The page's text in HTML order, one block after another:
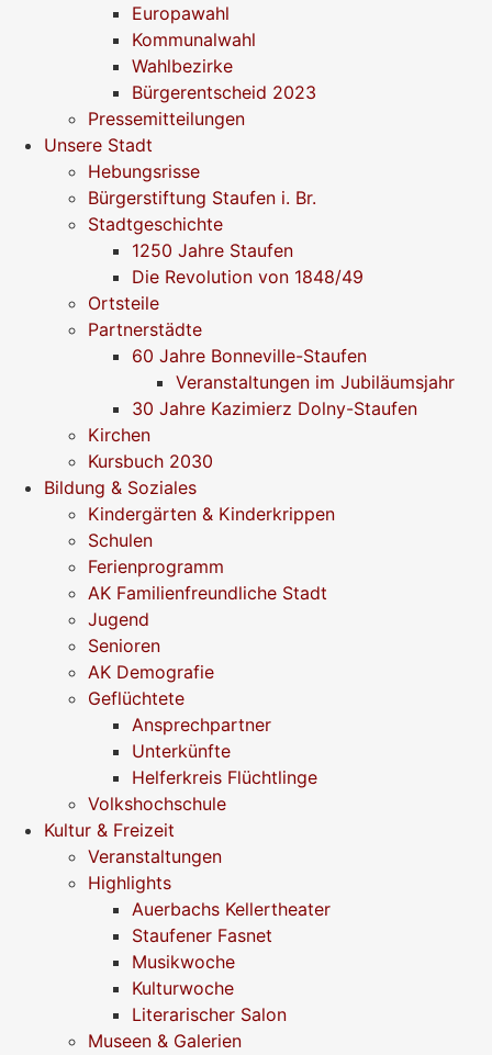
Europawahl
Kommunalwahl
Wahlbezirke
Bürgerentscheid 2023
Pressemitteilungen
Unsere Stadt
Hebungsrisse
Bürgerstiftung Staufen i. Br.
Stadtgeschichte
1250 Jahre Staufen
Die Revolution von 1848/49
Ortsteile
Partnerstädte
60 Jahre Bonneville-Staufen
Veranstaltungen im Jubiläumsjahr
30 Jahre Kazimierz Dolny-Staufen
Kirchen
Kursbuch 2030
Bildung & Soziales
Kindergärten & Kinderkrippen
Schulen
Ferienprogramm
AK Familienfreundliche Stadt
Jugend
Senioren
AK Demografie
Geflüchtete
Ansprechpartner
Unterkünfte
Helferkreis Flüchtlinge
Volkshochschule
Kultur & Freizeit
Veranstaltungen
Highlights
Auerbachs Kellertheater
Staufener Fasnet
Musikwoche
Kulturwoche
Literarischer Salon
Museen & Galerien